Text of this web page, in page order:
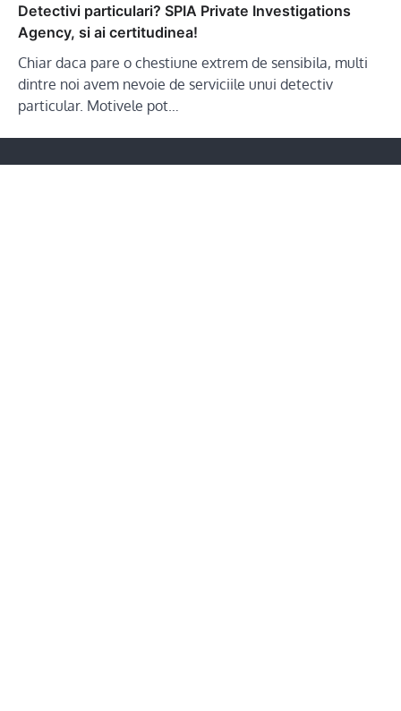
Detectivi particulari? SPIA Private Investigations
Agency, si ai certitudinea!
Chiar daca pare o chestiune extrem de sensibila, multi
dintre noi avem nevoie de serviciile unui detectiv
particular. Motivele pot…